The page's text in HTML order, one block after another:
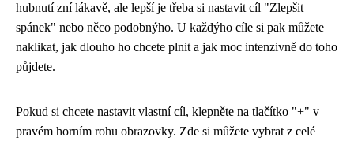
hubnutí zní lákavě, ale lepší je třeba si nastavit cíl "Zlepšit
spánek" nebo něco podobnýho. U každýho cíle si pak můžete
naklikat, jak dlouho ho chcete plnit a jak moc intenzivně do toho
půjdete.
Pokud si chcete nastavit vlastní cíl, klepněte na tlačítko "+" v
pravém horním rohu obrazovky. Zde si můžete vybrat z celé